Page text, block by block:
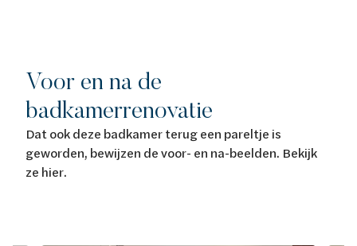
Voor en na de
badkamerrenovatie
Dat ook deze badkamer terug een pareltje is
geworden, bewijzen de voor- en na-beelden. Bekijk
ze hier.